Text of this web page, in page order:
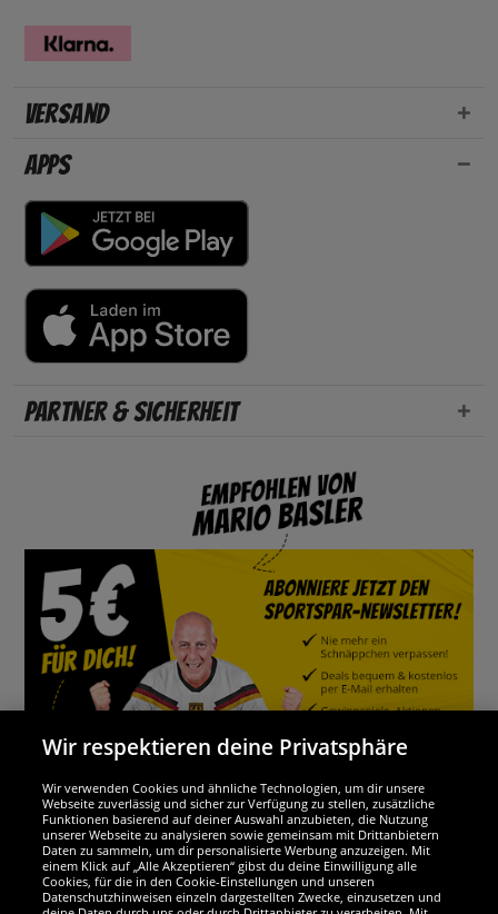
Versand
Apps
Partner & Sicherheit
Wir sind ausgezeichnet
Wir respektieren deine Privatsphäre
Wir verwenden Cookies und ähnliche Technologien, um dir unsere
Webseite zuverlässig und sicher zur Verfügung zu stellen, zusätzliche
Funktionen basierend auf deiner Auswahl anzubieten, die Nutzung
unserer Webseite zu analysieren sowie gemeinsam mit Drittanbietern
Daten zu sammeln, um dir personalisierte Werbung anzuzeigen. Mit
einem Klick auf „Alle Akzeptieren“ gibst du deine Einwilligung alle
Cookies, für die in den Cookie-Einstellungen und unseren
Datenschutzhinweisen einzeln dargestellten Zwecke, einzusetzen und